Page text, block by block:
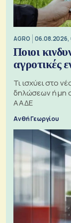
AGRO 06.08.2026,
Ποιοι
αγροτικές
Τι ισχύει στο
δηλώσεων ή μη
ΑΑΔΕ
Ανθή Γεωργίου